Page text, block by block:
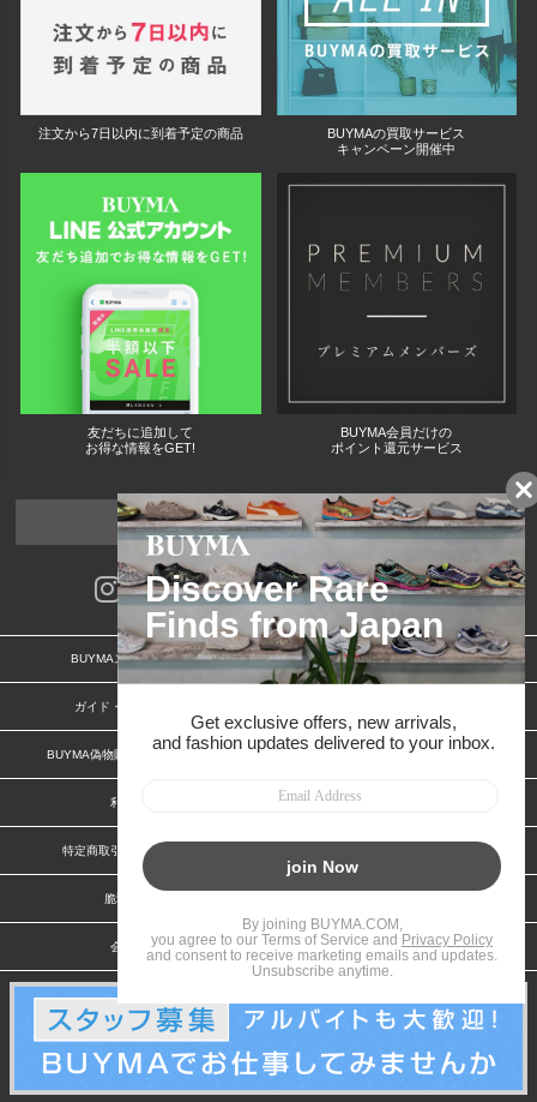
注文から7日以内に到着予定の商品
BUYMAの買取サービス
キャンペーン開催中
友だちに追加して
お得な情報をGET!
BUYMA会員だけの
ポイント還元サービス
ページトップへ
BUYMAスタートガイド 安心への取り組み
ガイド・お問い合わせ
BUYMA偽物販売防止の取り組み BUYMA CARD
利用規約
特定商取引法に関する表記
脆弱性報告
会社案内 スタッフ募集